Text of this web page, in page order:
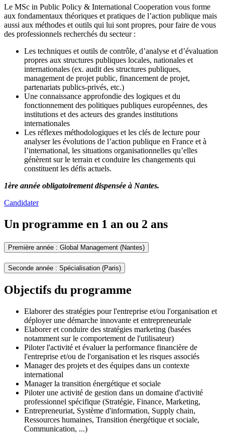
Le MSc in Public Policy & International Cooperation vous forme
aux fondamentaux théoriques et pratiques de l’action publique mais
aussi aux méthodes et outils qui lui sont propres, pour faire de vous
des professionnels recherchés du secteur :
Les techniques et outils de contrôle, d’analyse et d’évaluation
propres aux structures publiques locales, nationales et
internationales (ex. audit des structures publiques,
management de projet public, financement de projet,
partenariats publics-privés, etc.)
Une connaissance approfondie des logiques et du
fonctionnement des politiques publiques européennes, des
institutions et des acteurs des grandes institutions
internationales
Les réflexes méthodologiques et les clés de lecture pour
analyser les évolutions de l’action publique en France et à
l’international, les situations organisationnelles qu’elles
génèrent sur le terrain et conduire les changements qui
constituent les défis actuels.
1ère année obligatoirement dispensée à Nantes.
Candidater
Un programme en 1 an ou 2 ans
Première année : Global Management (Nantes)
Seconde année : Spécialisation (Paris)
Objectifs du programme
Elaborer des stratégies pour l'entreprise et/ou l'organisation et
déployer une démarche innovante et entrepreneuriale
Elaborer et conduire des stratégies marketing (basées
notamment sur le comportement de l'utilisateur)
Piloter l'activité et évaluer la performance financière de
l'entreprise et/ou de l'organisation et les risques associés
Manager des projets et des équipes dans un contexte
international
Manager la transition énergétique et sociale
Piloter une activité de gestion dans un domaine d'activité
professionnel spécifique (Stratégie, Finance, Marketing,
Entrepreneuriat, Système d'information, Supply chain,
Ressources humaines, Transition énergétique et sociale,
Communication, ...)